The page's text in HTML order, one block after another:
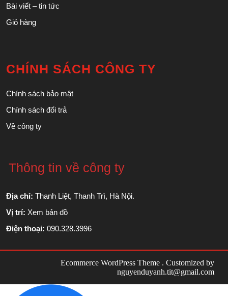
Bài viết – tin tức
Giỏ hàng
CHÍNH SÁCH CÔNG TY
Chính sách bảo mật
Chính sách đổi trả
Về công ty
Thông tin về công ty
Địa chỉ: Thanh Liệt, Thanh Trì, Hà Nội.
Vị trí: Xem bản đồ
Điện thoại: 090.328.3996
Ecommerce WordPress Theme . Customized by
nguyenduyanh.tit@gmail.com